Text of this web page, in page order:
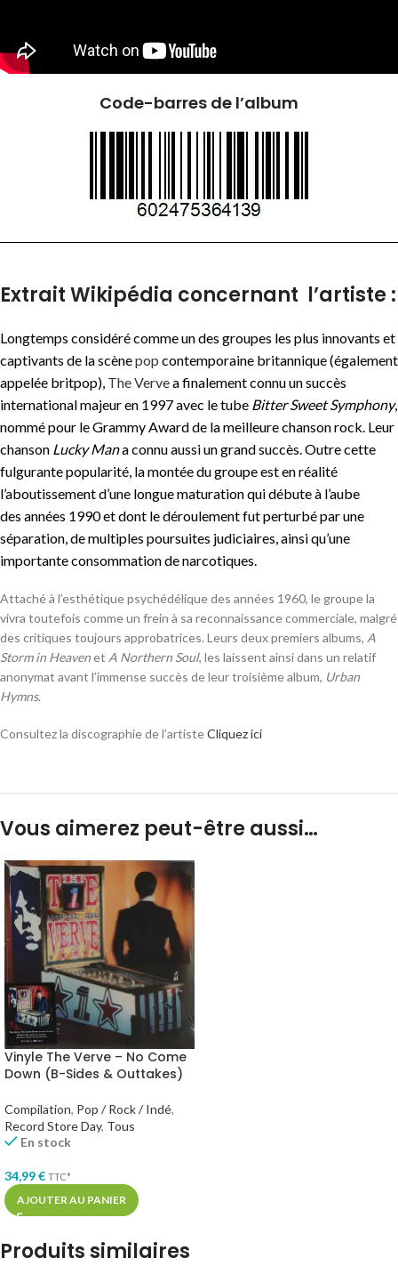
Code-barres de l’album
Extrait Wikipédia concernant l’artiste :
Longtemps considéré comme un des groupes les plus innovants et
captivants de la scènepop contemporaine britannique (également
appelée britpop), The Vervea finalement connu un succès
international majeur en 1997 avec le tube Bitter Sweet Symphony,
nommé pour le Grammy Award de la meilleure chanson rock. Leur
chanson Lucky Mana connu aussi un grand succès. Outre cette
fulgurante popularité, la montée du groupe est en réalité
l’aboutissement d’une longue maturation qui débute à l’aube
des années 1990 et dont le déroulement fut perturbé par une
séparation, de multiples poursuites judiciaires, ainsi qu’une
importante consommation de narcotiques.
Attaché à l’esthétique psychédélique des années 1960, le groupe la
vivra toutefois comme un frein à sa reconnaissance commerciale, malgré
des critiques toujours approbatrices. Leurs deux premiers albums, A
Storm in Heavenet A Northern Soul, les laissent ainsi dans un relatif
anonymat avant l’immense succès de leur troisième album, Urban
Hymns.
Consultez la discographie de l’artisteCliquez ici
Vous aimerez peut-être aussi…
Vinyle The Verve – No Come
Down (B-Sides & Outtakes)
Compilation, Pop / Rock / Indé,
Record Store Day, Tous
En stock
34,99€ TTC*
AJOUTER AU PANIER
Produits similaires